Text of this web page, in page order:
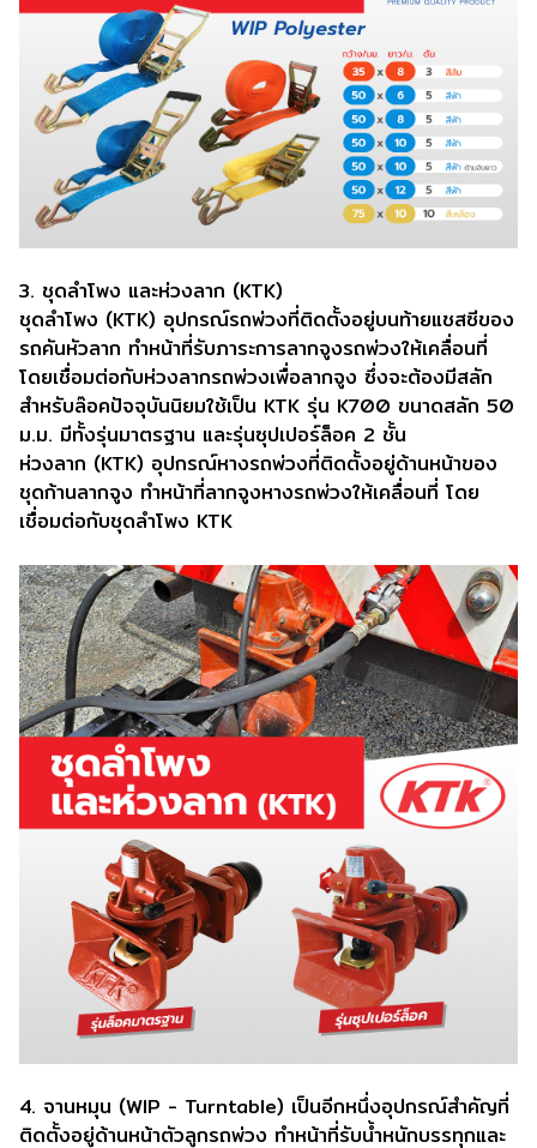
3. ชุดลำโพง และห่วงลาก (KTK)
ชุดลำโพง (KTK) อุปกรณ์รถพ่วงที่ติดตั้งอยู่บนท้ายแชสซีของ
รถคันหัวลาก ทำหน้าที่รับภาระการลากจูงรถพ่วงให้เคลื่อนที่
โดยเชื่อมต่อกับห่วงลากรถพ่วงเพื่อลากจูง ซึ่งจะต้องมีสลัก
สำหรับล๊อคปัจจุบันนิยมใช้เป็น KTK รุ่น K700 ขนาดสลัก 50
ม.ม. มีทั้งรุ่นมาตรฐาน และรุ่นซุปเปอร์ล็อค 2 ชั้น
ห่วงลาก (KTK) อุปกรณ์หางรถพ่วงที่ติดตั้งอยู่ด้านหน้าของ
ชุดก้านลากจูง ทำหน้าที่ลากจูงหางรถพ่วงให้เคลื่อนที่ โดย
เชื่อมต่อกับชุดลำโพง KTK
4. จานหมุน (WIP - Turntable) เป็นอีกหนึ่งอุปกรณ์สำคัญที่
ติดตั้งอยู่ด้านหน้าตัวลูกรถพ่วง ทำหน้าที่รับนํ้าหนักบรรทุกและ